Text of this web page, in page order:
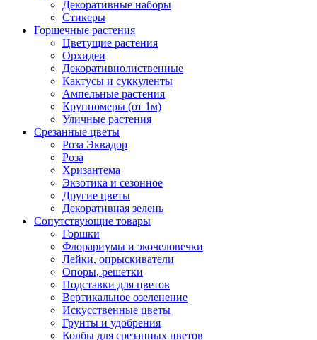
Декоративные наборы
Стикеры
Горшечные растения
Цветущие растения
Орхидеи
Декоративнолиственные
Кактусы и суккуленты
Ампельные растения
Крупномеры (от 1м)
Уличные растения
Срезанные цветы
Роза Эквадор
Роза
Хризантема
Экзотика и сезонное
Другие цветы
Декоративная зелень
Сопутствующие товары
Горшки
Флорариумы и экочеловечки
Лейки, опрыскиватели
Опоры, решетки
Подставки для цветов
Вертикальное озеленение
Искусственные цветы
Грунты и удобрения
Колбы для срезанных цветов